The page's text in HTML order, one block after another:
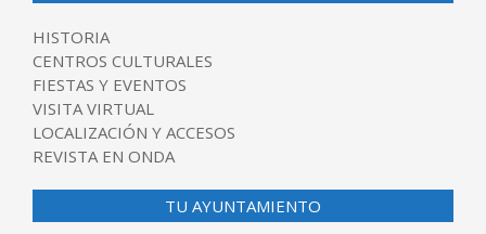
HISTORIA
CENTROS CULTURALES
FIESTAS Y EVENTOS
VISITA VIRTUAL
LOCALIZACIÓN Y ACCESOS
REVISTA EN ONDA
TU AYUNTAMIENTO